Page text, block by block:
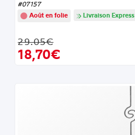
#07157
Août en folie
Livraison Express
29.05€
18,70€